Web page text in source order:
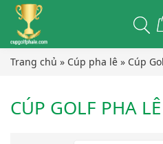
Trang chủ » Cúp pha lê » Cúp
CÚP GOLF PHA LÊ